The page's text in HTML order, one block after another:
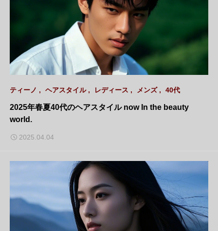
ティーノ ヘアスタイル レディース メンズ 40代
2025年春夏40代のヘアスタイル now In the beauty
world.
2025.04.04